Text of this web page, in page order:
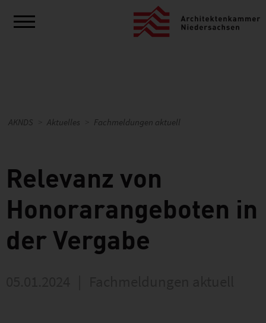
AKNDS Aktuelles Fachmeldungen aktuell
Relevanz von
Honorarangeboten in
der Vergabe